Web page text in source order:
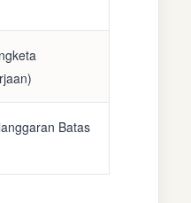
Batas